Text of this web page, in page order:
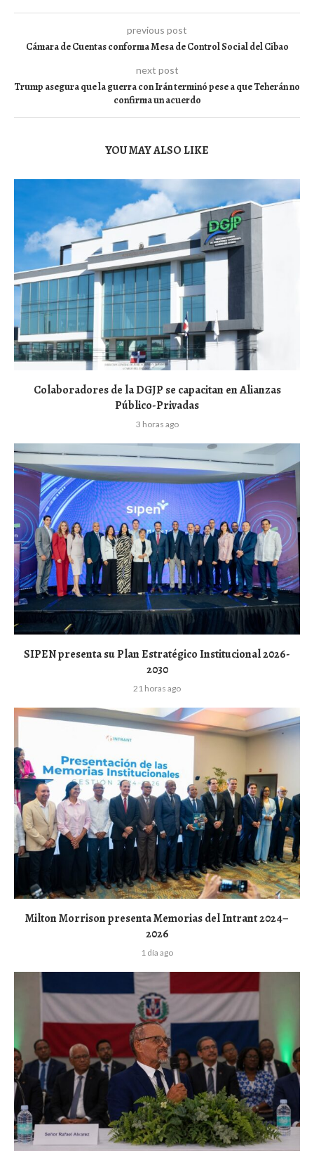
previous post
Cámara de Cuentas conforma Mesa de Control Social del Cibao
next post
Trump asegura que la guerra con Irán terminó pese a que Teherán no
confirma un acuerdo
YOU MAY ALSO LIKE
Colaboradores de la DGJP se capacitan en Alianzas
Público-Privadas
3 horas ago
SIPEN presenta su Plan Estratégico Institucional 2026-
2030
21 horas ago
Milton Morrison presenta Memorias del Intrant 2024–
2026
1 día ago